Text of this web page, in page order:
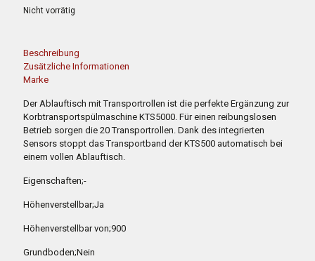
Nicht vorrätig
Beschreibung
Zusätzliche Informationen
Marke
Der Ablauftisch mit Transportrollen ist die perfekte Ergänzung zur
Korbtransportspülmaschine KTS5000. Für einen reibungslosen
Betrieb sorgen die 20 Transportrollen. Dank des integrierten
Sensors stoppt das Transportband der KTS500 automatisch bei
einem vollen Ablauftisch.
Eigenschaften;-
Höhenverstellbar;Ja
Höhenverstellbar von;900
Grundboden;Nein